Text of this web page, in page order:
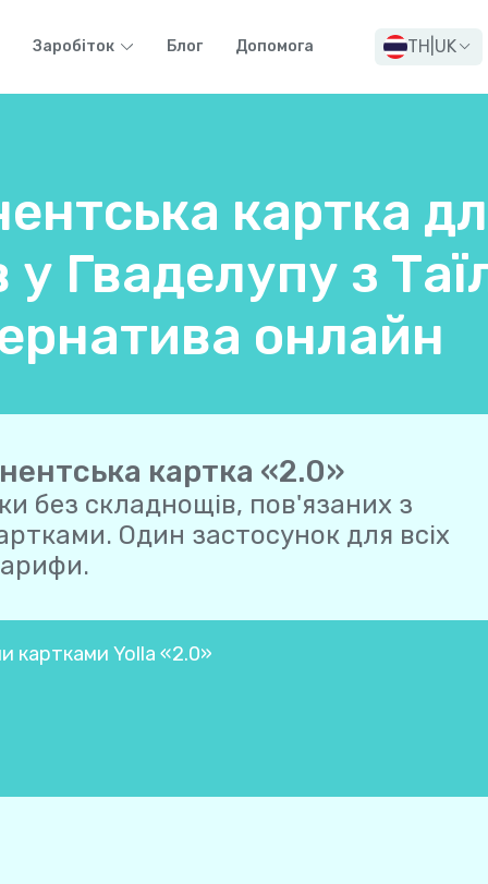
Заробіток Блог Допомога TH UK
картка
у Гваделупу з
онлайн
картка «2.0»
без складнощів, пов'язаних з
Один застосунок для всіх
картками Yolla «2.0»